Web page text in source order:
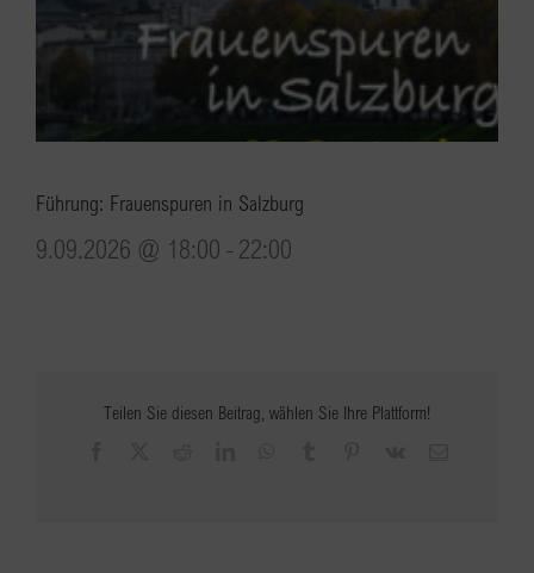
Führung: Frauenspuren in Salzburg
9.09.2026 @ 18:00 - 22:00
Teilen Sie diesen Beitrag, wählen Sie Ihre Plattform!